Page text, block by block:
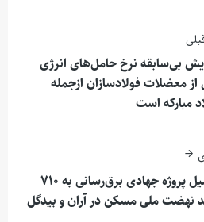
بی‌سابقه نرخ حامل‌های انرژی
از معضلات فولادسازان ازجمله
مبارکه است
تکمیل پروژه جهادی برق‌رسانی به ۷۱۰
نهضت ملی مسکن در آران و بیدگل